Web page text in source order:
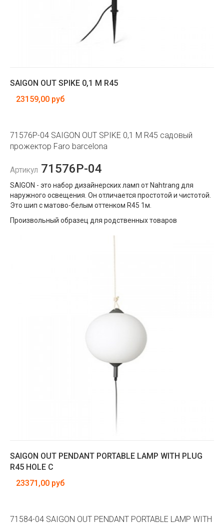
SAIGON OUT SPIKE 0,1 M R45
23159,00 руб
71576P-04 SAIGON OUT SPIKE 0,1 M R45 садовый
прожектор Faro barcelona
Артикул 71576P-04
SAIGON - это набор дизайнерских ламп от Nahtrang для
наружного освещения. Он отличается простотой и чистотой.
Это шип с матово-белым оттенком R45 1м.
Произвольный образец для родственных товаров
SAIGON OUT PENDANT PORTABLE LAMP WITH PLUG
R45 HOLE C
23371,00 руб
71584-04 SAIGON OUT PENDANT PORTABLE LAMP WITH